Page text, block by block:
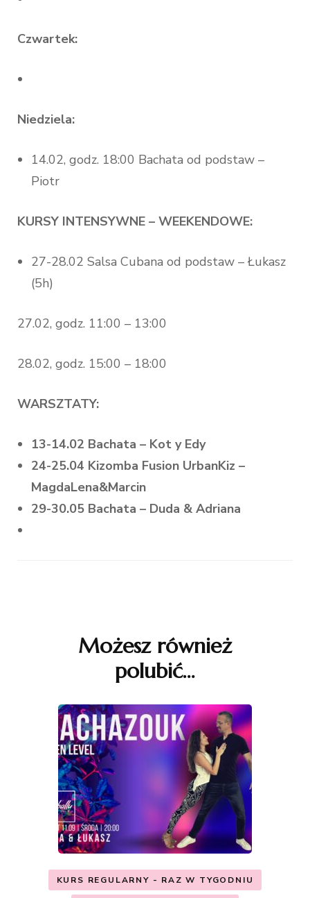
Czwartek:
Niedziela:
14.02, godz. 18:00 Bachata od podstaw –
Piotr
KURSY INTENSYWNE – WEEKENDOWE:
27-28.02 Salsa Cubana od podstaw – Łukasz
(5h)
27.02, godz. 11:00 – 13:00
28.02, godz. 15:00 – 18:00
WARSZTATY:
13-14.02 Bachata – Kot y Edy
24-25.04 Kizomba Fusion UrbanKiz –
MagdaLena&Marcin
29-30.05 Bachata – Duda & Adriana
Możesz również
polubić…
KURS REGULARNY - RAZ W TYGODNIU